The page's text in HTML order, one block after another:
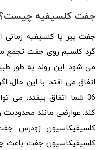
جفت کلسیفیه
جفت پیر یا کلسیفیه
گرد کلسیم روی جفت تجمع
می شود. این روند به طور
اتفاق می افتد. با این
36 شما اتفاق بیفتد، می
کند. عوارضی مانند
کلسیفیکاسیون زودرس
کلسیفیکاسیون جفت باعث